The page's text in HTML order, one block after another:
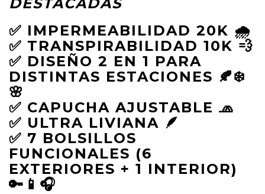
DESTACADAS
✅ IMPERMEABILIDAD 20K 🌧️
✅ TRANSPIRABILIDAD 10K 💨
✅ DISEÑO 2 EN 1 PARA
DISTINTAS ESTACIONES 🍂❄️
🌸
✅ CAPUCHA AJUSTABLE 🧢
✅ ULTRA LIVIANA 🪶
✅ 7 BOLSILLOS
FUNCIONALES (6
EXTERIORES + 1 INTERIOR)
🔑📱🎧